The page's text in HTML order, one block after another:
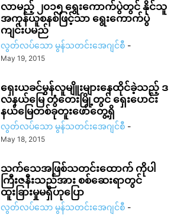
လာမည့် ၂၀၁၅ ရွေးကောက်ပွဲတွင် နိုင်သူ
အကုန်ယူစနစ်ဖြင့်သာ ရွေးကောက်ပွဲ
ကျင်းပမည်
လွတ်လပ်သော မွန်သတင်းအေဂျင်စီ -
May 19, 2015
ရှေးယခင်မွန်လူမျိူးများနေထိုင်ခဲ့သည့် ဒ
လနယ်မြေ တွံတေးမြို့တွင် ရှေးပောင်း
နယ်မြေတစ်ခုတူးဖော်တွေ့ရှိ
လွတ်လပ်သော မွန်သတင်းအေဂျင်စီ -
May 18, 2015
သက်သေအဖြစ်သတင်းထောက် ကိုပါ
ကြီးဇနီးသည်အား စစ်ဆေးရာတွင်
ထူးခြားမှုမရှိဟုပြော
လွတ်လပ်သော မွန်သတင်းအေဂျင်စီ -